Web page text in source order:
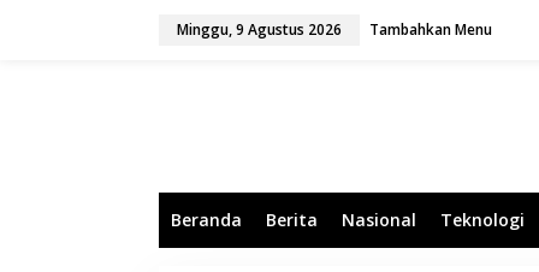
Minggu, 9 Agustus 2026 Tambahkan Menu
Beranda Berita Nasional Teknologi